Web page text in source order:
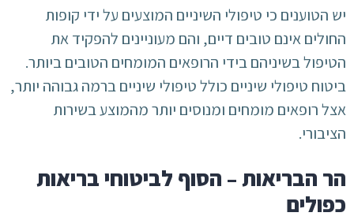
יש הטוענים כי טיפולי השיניים המוצעים על ידי קופות
החולים אינם טובים דיים, והם מעוניינים להפקיד את
הטיפול בשיניהם בידי הרופאים המומחים הטובים ביותר.
ביטוח טיפולי שיניים כולל טיפולי שיניים ברמה גבוהה יותר,
אצל רופאים מומחים ומנוסים יותר מהמוצע בשירות
הציבורי.
הר הבריאות – הסוף לביטוחי בריאות
כפולים